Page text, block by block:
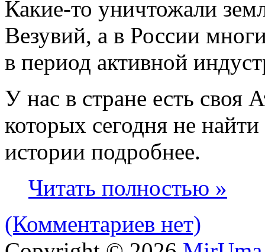
Какие‑то уничтожали
Везувий, а в России
в период активной
У нас в стране есть своя
которых сегодня не
истории подробнее.
Читать полностью »
(Комментариев нет)